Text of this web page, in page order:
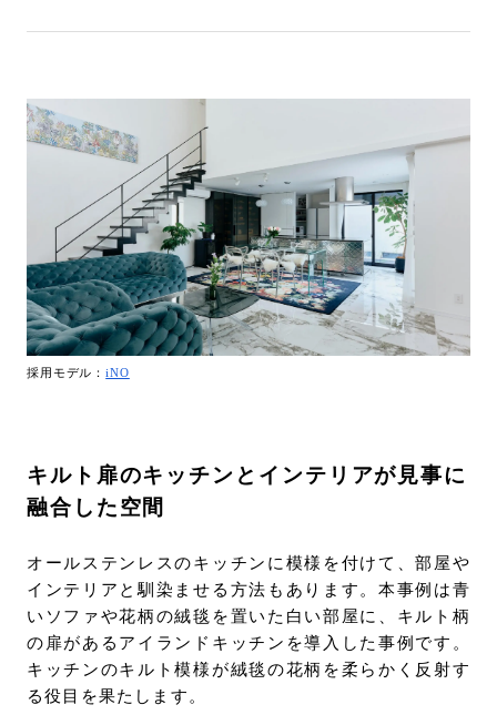
採用モデル：iNO
キルト扉のキッチンとインテリアが見事に
融合した空間
オールステンレスのキッチンに模様を付けて、部屋や
インテリアと馴染ませる方法もあります。本事例は青
いソファや花柄の絨毯を置いた白い部屋に、キルト柄
の扉があるアイランドキッチンを導入した事例です。
キッチンのキルト模様が絨毯の花柄を柔らかく反射す
る役目を果たします。